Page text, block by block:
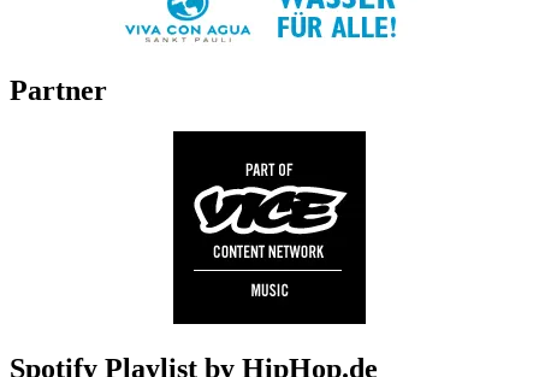
Partner
Spotify Playlist by HipHop.de